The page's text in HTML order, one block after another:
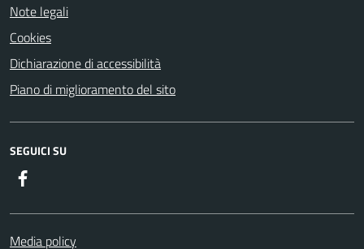
Note legali
Cookies
Dichiarazione di accessibilità
Piano di miglioramento del sito
SEGUICI SU
Media policy